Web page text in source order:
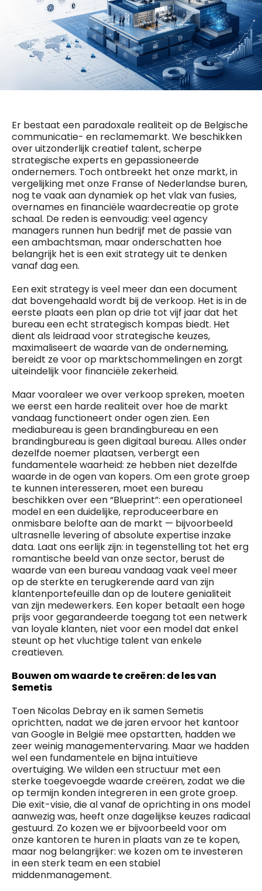
Er bestaat een paradoxale realiteit op de Belgische
communicatie- en reclamemarkt. We beschikken
over uitzonderlijk creatief talent, scherpe
strategische experts en gepassioneerde
ondernemers. Toch ontbreekt het onze markt, in
vergelijking met onze Franse of Nederlandse buren,
nog te vaak aan dynamiek op het vlak van fusies,
overnames en financiële waardecreatie op grote
schaal. De reden is eenvoudig: veel agency
managers runnen hun bedrijf met de passie van
een ambachtsman, maar onderschatten hoe
belangrijk het is een exit strategy uit te denken
vanaf dag een.
Een exit strategy is veel meer dan een document
dat bovengehaald wordt bij de verkoop. Het is in de
eerste plaats een plan op drie tot vijf jaar dat het
bureau een echt strategisch kompas biedt. Het
dient als leidraad voor strategische keuzes,
maximaliseert de waarde van de onderneming,
bereidt ze voor op marktschommelingen en zorgt
uiteindelijk voor financiële zekerheid.
Maar vooraleer we over verkoop spreken, moeten
we eerst een harde realiteit over hoe de markt
vandaag functioneert onder ogen zien. Een
mediabureau is geen brandingbureau en een
brandingbureau is geen digitaal bureau. Alles onder
dezelfde noemer plaatsen, verbergt een
fundamentele waarheid: ze hebben niet dezelfde
waarde in de ogen van kopers. Om een grote groep
te kunnen interesseren, moet een bureau
beschikken over een “Blueprint”: een operationeel
model en een duidelijke, reproduceerbare en
onmisbare belofte aan de markt — bijvoorbeeld
ultrasnelle levering of absolute expertise inzake
data. Laat ons eerlijk zijn: in tegenstelling tot het erg
romantische beeld van onze sector, berust de
waarde van een bureau vandaag vaak veel meer
op de sterkte en terugkerende aard van zijn
klantenportefeuille dan op de loutere genialiteit
van zijn medewerkers. Een koper betaalt een hoge
prijs voor gegarandeerde toegang tot een netwerk
van loyale klanten, niet voor een model dat enkel
steunt op het vluchtige talent van enkele
creatieven.
Bouwen om waarde te creëren: de les van
Semetis
Toen Nicolas Debray en ik samen Semetis
oprichtten, nadat we de jaren ervoor het kantoor
van Google in België mee opstartten, hadden we
zeer weinig managementervaring. Maar we hadden
wel een fundamentele en bijna intuïtieve
overtuiging. We wilden een structuur met een
sterke toegevoegde waarde creëren, zodat we die
op termijn konden integreren in een grote groep.
Die exit-visie, die al vanaf de oprichting in ons model
aanwezig was, heeft onze dagelijkse keuzes radicaal
gestuurd. Zo kozen we er bijvoorbeeld voor om
onze kantoren te huren in plaats van ze te kopen,
maar nog belangrijker: we kozen om te investeren
in een sterk team en een stabiel
middenmanagement.
Fred Bouchar
0498 88 64 89
f.bouchar@mm.be
Chief Editor
Griet Byl
0475 97 12 57
Chief Editor
Damien Lemaire
0477 37 31 65
d.lemaire@mm.be
BEVESTIGEN
Daily
Freemium
access
5 x week
MM e - News
10 x year
MM Best of
Research
10 x year
MM Blue
4 x year
MM Magazine
(digital)
Vragen ?